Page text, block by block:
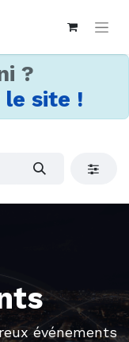
?
site !
événements